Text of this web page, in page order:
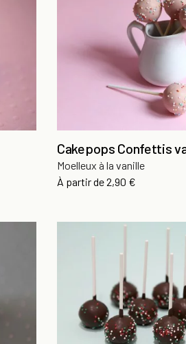
Cakepops Confettis
Moelleux à la vanille
À partir dePrix
2,90 €